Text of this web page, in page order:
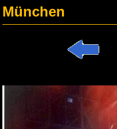
München